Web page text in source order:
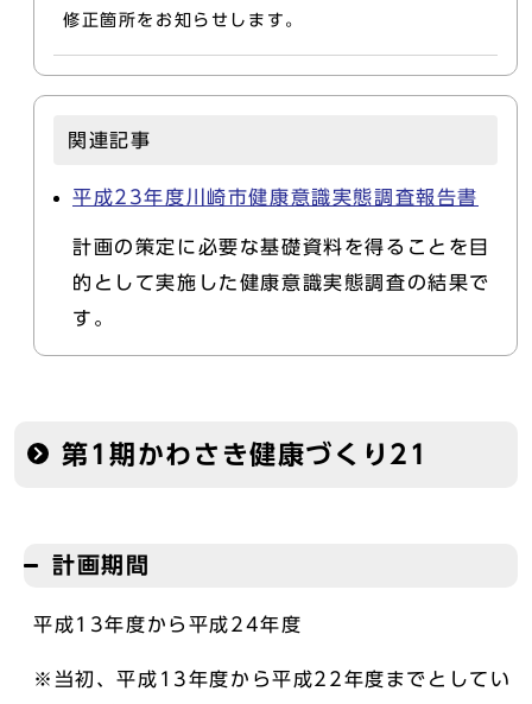
修正箇所をお知らせします。
関連記事
平成23年度川崎市健康意識実態調査報告書
計画の策定に必要な基礎資料を得ることを目
的として実施した健康意識実態調査の結果で
す。
第1期かわさき健康づくり21
計画期間
平成13年度から平成24年度
※当初、平成13年度から平成22年度までとしてい